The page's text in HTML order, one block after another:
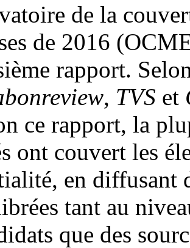
de la
de 2016
rapport.
, TVS et
ce rapport, la
ont couvert les
en diffusant
tant au
que des